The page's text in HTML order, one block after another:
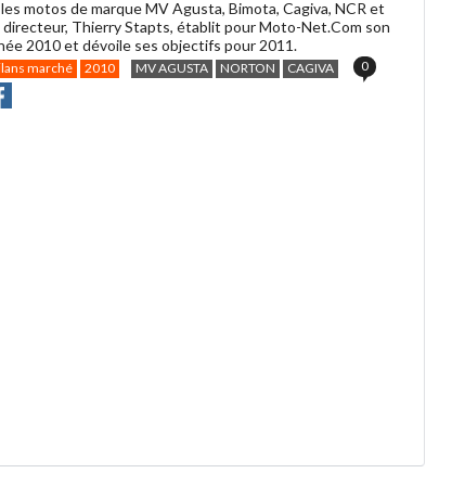
motos de marque MV Agusta, Bimota, Cagiva, NCR et
directeur, Thierry Stapts, établit pour Moto-Net.Com son
2010 et dévoile ses objectifs pour 2011.
marché 2010 MV AGUSTA NORTON CAGIVA 0